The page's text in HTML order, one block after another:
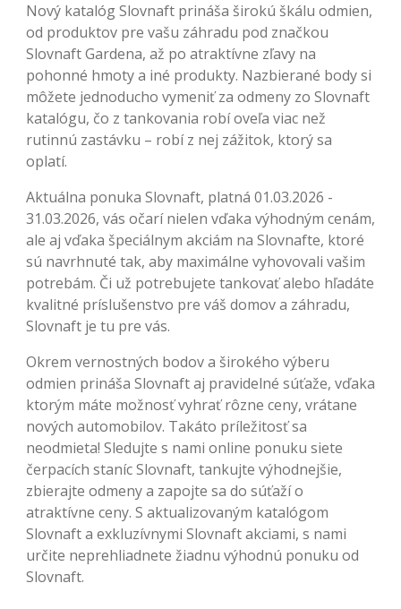
Nový katalóg Slovnaft prináša širokú škálu odmien,
od produktov pre vašu záhradu pod značkou
Slovnaft Gardena, až po atraktívne zľavy na
pohonné hmoty a iné produkty. Nazbierané body si
môžete jednoducho vymeniť za odmeny zo Slovnaft
katalógu, čo z tankovania robí oveľa viac než
rutinnú zastávku – robí z nej zážitok, ktorý sa
oplatí.
Aktuálna ponuka Slovnaft, platná 01.03.2026 -
31.03.2026, vás očarí nielen vďaka výhodným cenám,
ale aj vďaka špeciálnym akciám na Slovnafte, ktoré
sú navrhnuté tak, aby maximálne vyhovovali vašim
potrebám. Či už potrebujete tankovať alebo hľadáte
kvalitné príslušenstvo pre váš domov a záhradu,
Slovnaft je tu pre vás.
Okrem vernostných bodov a širokého výberu
odmien prináša Slovnaft aj pravidelné súťaže, vďaka
ktorým máte možnosť vyhrať rôzne ceny, vrátane
nových automobilov. Takáto príležitosť sa
neodmieta! Sledujte s nami online ponuku siete
čerpacích staníc Slovnaft, tankujte výhodnejšie,
zbierajte odmeny a zapojte sa do súťaží o
atraktívne ceny. S aktualizovaným katalógom
Slovnaft a exkluzívnymi Slovnaft akciami, s nami
určite neprehliadnete žiadnu výhodnú ponuku od
Slovnaft.